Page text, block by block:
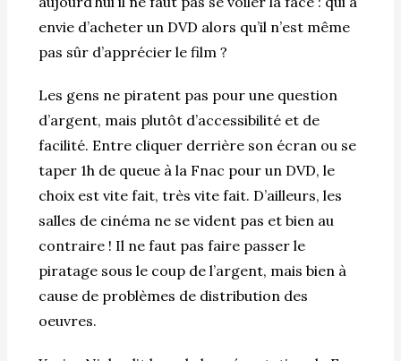
envie d’acheter un DVD alors qu’il n’est même
pas sûr d’apprécier le film ?
Les gens ne piratent pas pour une question
d’argent, mais plutôt d’accessibilité et de
facilité. Entre cliquer derrière son écran ou se
taper 1h de queue à la Fnac pour un DVD, le
choix est vite fait, très vite fait. D’ailleurs, les
salles de cinéma ne se vident pas et bien au
contraire ! Il ne faut pas faire passer le
piratage sous le coup de l’argent, mais bien à
cause de problèmes de distribution des
oeuvres.